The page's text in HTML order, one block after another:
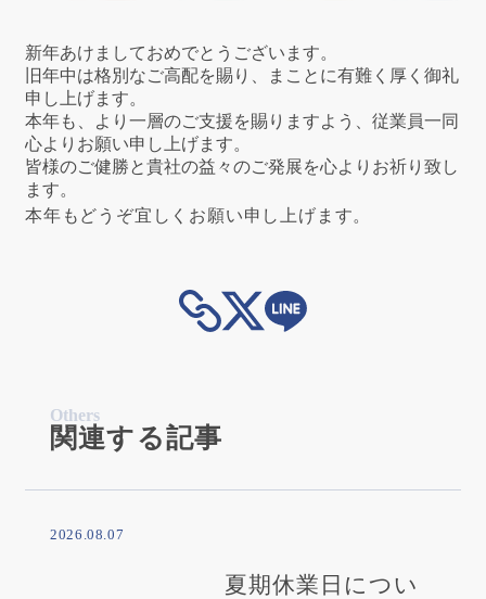
新年あけましておめでとうございます。
旧年中は格別なご高配を賜り、まことに有難く厚く御礼
申し上げます。
本年も、より一層のご支援を賜りますよう、従業員一同
心よりお願い申し上げます。
皆様のご健勝と貴社の益々のご発展を心よりお祈り致し
ます。
本年もどうぞ宜しくお願い申し上げます。
Others
関連する記事
2026.08.07
夏期休業日につい